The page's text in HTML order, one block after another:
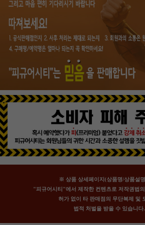
※ 상품 상세페이지(상품명/상품설
"피규어시티"에서 제작한 컨텐츠로 저작권법
허가 없이 타 판매점의 무단복제 및
법적 처벌을 받을 수 있습니다.